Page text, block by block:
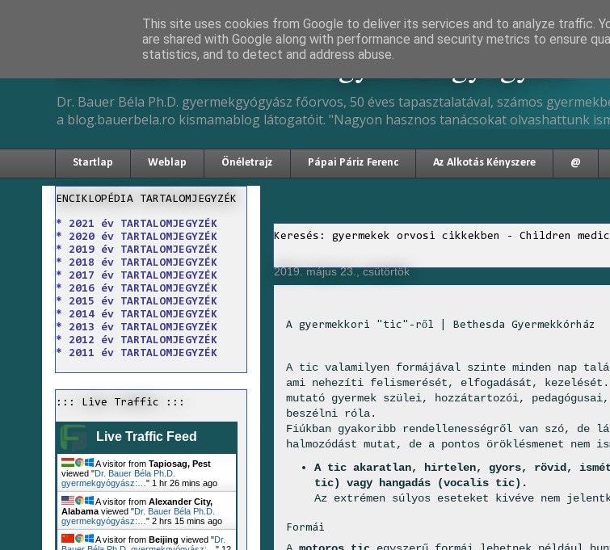
Dr. Bauer Béla Ph.D. gyermekgyógyász
Dr. Bauer Béla Ph.D. gyermekgyógyász főorvos, 50 éves tapasztalatával, számos
a blog.bauerbela.ro kismamablog látogatóit. "Nagyon hasznos tanácsokat olvashattunk
Startlap Weblap Önéletrajz Pápai Páriz Ferenc Az Alkotás Kényszere @
Keresés: gyermekek orvosi cikkekben - Children
2019. május 23., csütörtök
A gyermekkori "tic"-ről | Bethesda Gyermekkórház
A tic valamilyen formájával szinte minden nap
ami nehezíti felismerését, elfogadását, kezelését.
mutató gyermek szülei, hozzátartozói,
beszélni róla.
Fiúkban gyakoribb rendellenességről van szó, de
halmozódást mutat, de a pontos öröklésmenet nem
A tic akaratlan, hirtelen, gyors, rövid,
tic) vagy hangadás (vocalis tic).
Az extrémen súlyos eseteket kivéve nem
Formái
ENCIKLOPÉDIA TARTALOMJEGYZÉK
* 2021 év TARTALOMJEGYZÉK
* 2020 év TARTALOMJEGYZÉK
* 2019 év TARTALOMJEGYZÉK
* 2018 év TARTALOMJEGYZÉK
* 2017 év TARTALOMJEGYZÉK
* 2016 év TARTALOMJEGYZÉK
* 2015 év TARTALOMJEGYZÉK
* 2014 év TARTALOMJEGYZÉK
* 2013 év TARTALOMJEGYZÉK
* 2012 év TARTALOMJEGYZÉK
* 2011 év TARTALOMJEGYZÉK
::: Live Traffic :::
Live Traffic Feed
A visitor from Tapiosag, Pest
viewed "Dr. Bauer Béla Ph.D.
gyermekgyógyász:… " 1 hr 26 mins ago
A visitor from Alexander City,
Alabama viewed "Dr. Bauer Béla Ph.D.
gyermekgyógyász:… " 2 hrs 15 mins ago
A visitor from Beijing viewed "Dr.
This site uses cookies from Google to deliver its services and to analyze traffic.
are shared with Google along with performance and security metrics to ensure
statistics, and to detect and address abuse.